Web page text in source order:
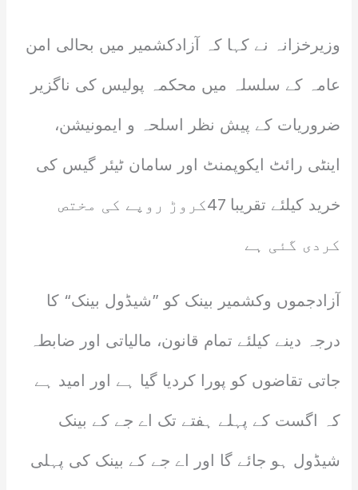
وزیرخزانہ نے کہا کہ آزادکشمیر میں بحالی امن
عامہ کے سلسلہ میں محکمہ پولیس کی ناگزیر
ضروریات کے پیش نظر اسلحہ و ایمونیشن،
اینٹی رائٹ ایکوپمنٹ اور سامان ٹیئر گیس کی
خرید کیلئے تقریبا 47کروڑ روپے کی مختص
کردی گئی ہے
آزادجموں وکشمیر بینک کو ”شیڈول بینک“ کا
درجہ دینے کیلئے تمام قانون، مالیاتی اور ضابطہ
جاتی تقاضوں کو پورا کردیا گیا ہے اور امید ہے
کہ اگست کے پہلے ہفتے تک اے جے کے بینک
شیڈول ہو جائے گا اور اے جے کے بینک کی پہلی